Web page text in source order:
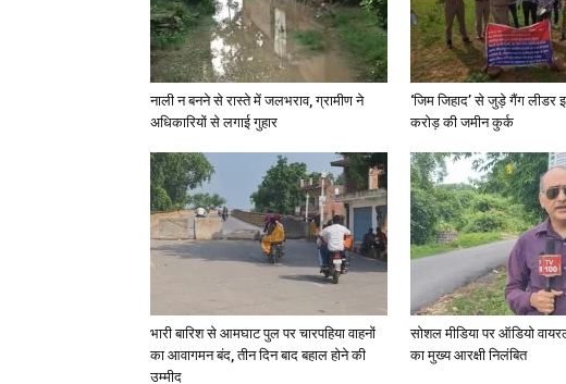
नाली न बनने से रास्ते में जलभराव, ग्रामीण ने
अधिकारियों से लगाई गुहार
‘जिम जिहाद’ से जुड़े गैंग लीडर
करोड़ की जमीन कुर्क
भारी बारिश से आमघाट पुल पर चारपहिया वाहनों
का आवागमन बंद, तीन दिन बाद बहाल होने की
उम्मीद
सोशल मीडिया पर ऑडियो
का मुख्य आरक्षी निलंबित